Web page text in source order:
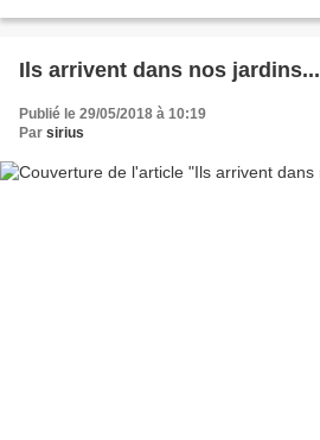
Ils arrivent dans nos jardins...
Publié le 29/05/2018 à 10:19
Par sirius